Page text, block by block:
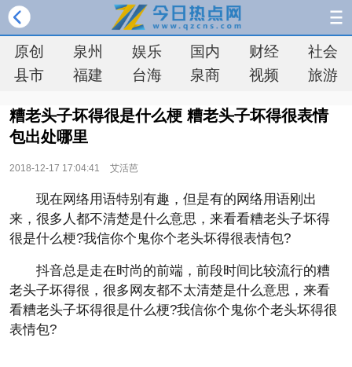
原创 泉州 娱乐 国内 财经
社会
县市
福建 台海 泉商 视频 旅游
糟老头子坏得很是什么梗 糟老头子坏得很表情
包出处哪里
2018-12-17 17:04:41 艾活芭
现在网络用语特别有趣，但是有的网络用语刚出
来，很多人都不清楚是什么意思，来看看糟老头子坏得
很是什么梗?我信你个鬼你个老头坏得很表情包?
抖音总是走在时尚的前端，前段时间比较流行的糟
老头子坏得很，很多网友都不太清楚是什么意思，来看
看糟老头子坏得很是什么梗?我信你个鬼你个老头坏得很
表情包?